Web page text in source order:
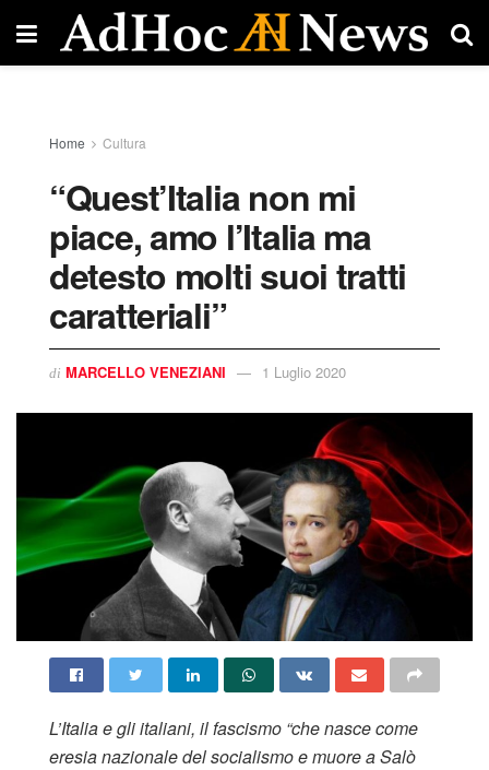
Home Cultura
“Quest’Italia non mi
piace, amo l’Italia ma
detesto molti suoi tratti
caratteriali”
di MARCELLO VENEZIANI 1 Luglio 2020
L’Italia e gli italiani, il fascismo “che nasce come
eresia nazionale del socialismo e muore a Salò